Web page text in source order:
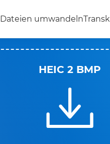
Dateien umwandeln
HEIC 2 BMP